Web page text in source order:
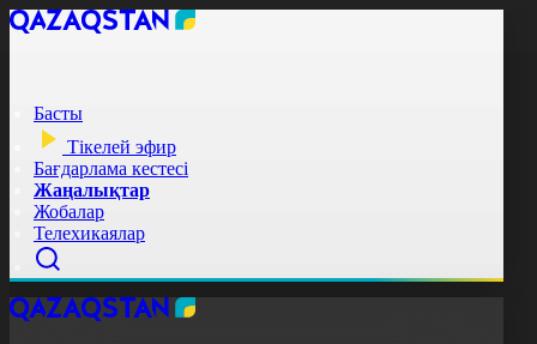
Басты
Тікелей эфир
Бағдарлама кестесі
Жаңалықтар
Жобалар
Телехикаялар